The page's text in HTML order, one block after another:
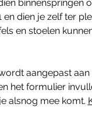
binnenspringen
dien je zelf ter
en stoelen
aangepast
het formulier
alsnog mee komt.